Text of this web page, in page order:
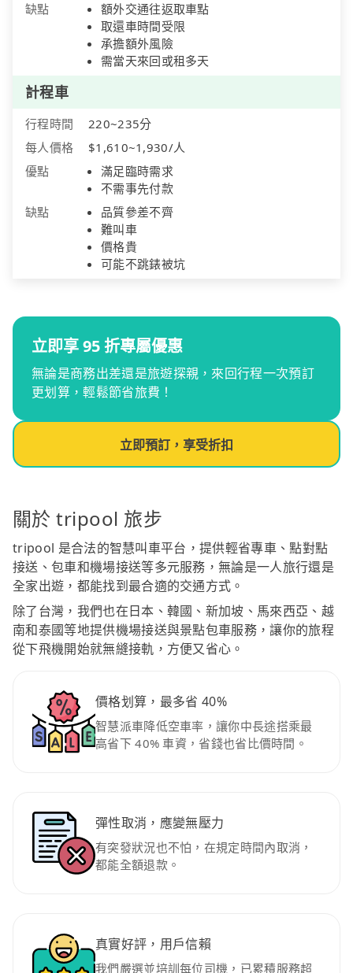
缺點
額外交通往返取車點
取還車時間受限
承擔額外風險
需當天來回或租多天
計程車
行程時間
220~235分
每人價格
$1,610~1,930/人
優點
滿足臨時需求
不需事先付款
缺點
品質參差不齊
難叫車
價格貴
可能不跳錶被坑
立即享 95 折專屬優惠
無論是商務出差還是旅遊探親，來回行程一次預訂
更划算，輕鬆節省旅費！
立即預訂，享受折扣
關於 tripool 旅步
tripool 是合法的智慧叫車平台，提供輕省專車、點對點
接送、包車和機場接送等多元服務，無論是一人旅行還是
全家出遊，都能找到最合適的交通方式。
除了台灣，我們也在日本、韓國、新加坡、馬來西亞、越
南和泰國等地提供機場接送與景點包車服務，讓你的旅程
從下飛機開始就無縫接軌，方便又省心。
價格划算，最多省 40%
智慧派車降低空車率，讓你中長途搭乘最
高省下 40% 車資，省錢也省比價時間。
彈性取消，應變無壓力
有突發狀況也不怕，在規定時間內取消，
都能全額退款。
真實好評，用戶信賴
我們嚴選並培訓每位司機，已累積服務超